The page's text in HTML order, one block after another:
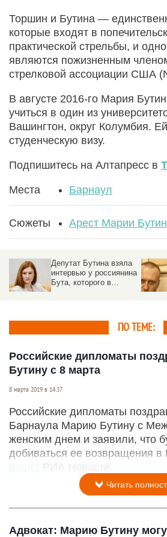
Торшин и Бутина —
которые входят в
практической стрельбы, и
являются пожизненным
стрелковой ассоциации США
В августе 2016-го Мария
учиться в один из
Вашингтон, округ Колумбия.
студенческую визу.
Подпишитесь на Алтапресс в
Места Барнаул
Сюжеты Арест Марии
Депутат Бутина взяла
интервью у россиянина
Бута, которого в
ПО ТЕМЕ:
Российские дипломаты
Бутину с 8 марта
8 марта 2019 в 14:37
Российские дипломаты
Барнаула Марию Бутину с
женским днем и заявили, что
добиваться ее возвращения
пишет
РИА Новости.
Читать
Адвокат: Марию Бутину